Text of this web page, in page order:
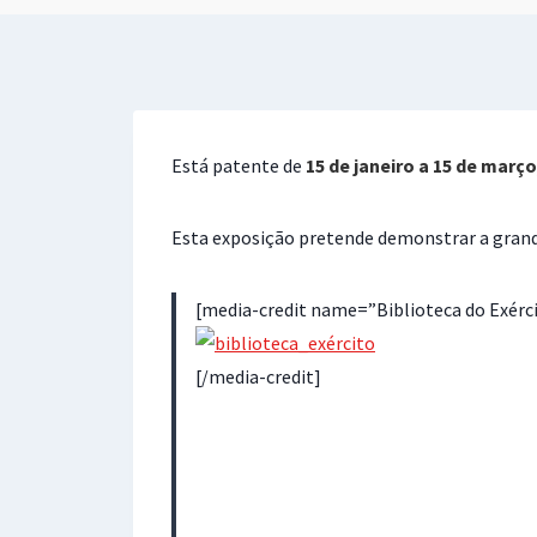
Está patente de 15 de janeiro a 15 de março
Esta exposição pretende demonstrar a
[media-credit name=”Biblioteca do
[/media-credit]